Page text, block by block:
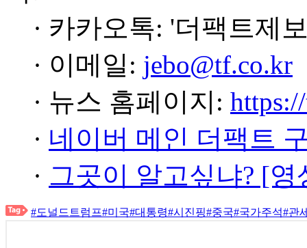
· 카카오톡: '더팩트제
· 이메일: jebo@tf.co.kr
· 뉴스 홈페이지:
· 네이버 메인 더팩트
· 그곳이 알고싶냐? [
#도널드트럼프#미국#대통령#시진핑#중국#국가주석#관